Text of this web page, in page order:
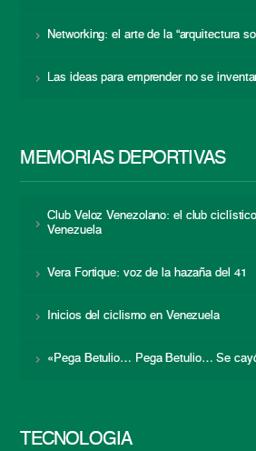
Networking: el arte de la “arquitectura
Las ideas para emprender no se
MEMORIAS DEPORTIVAS
Club Veloz Venezolano: el club
Venezuela
Vera Fortique: voz de la hazaña del 41
Inicios del ciclismo en Venezuela
«Pega Betulio… Pega Betulio… Se
TECNOLOGÍA